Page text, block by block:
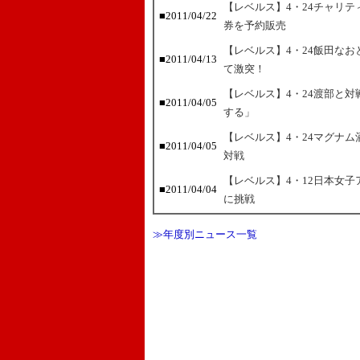
■2011/04/22
【レベルス】4・24チャリ
券を予約販売
■2011/04/13
【レベルス】4・24飯田な
て激突！
■2011/04/05
【レベルス】4・24渡部と
する」
■2011/04/05
【レベルス】4・24マグナ
対戦
■2011/04/04
【レベルス】4・12日本女
に挑戦
≫年度別ニュース一覧